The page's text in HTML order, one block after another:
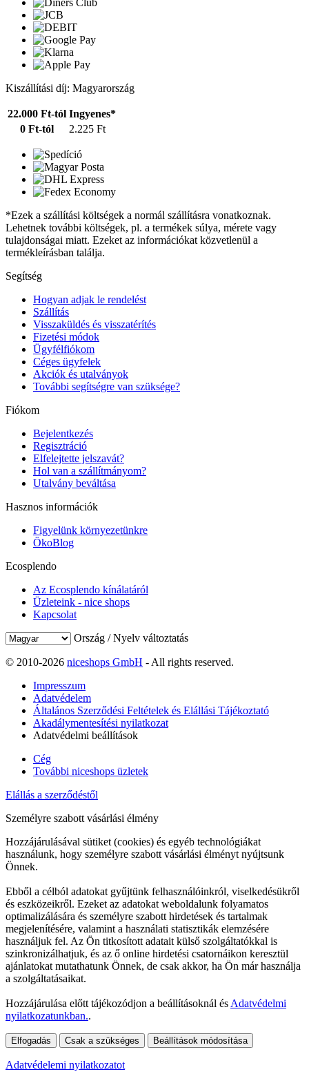
Kiszállítási díj: Magyarország
22.000 Ft-tól Ingyenes*
0 Ft-tól
2.225 Ft
*Ezek a szállítási költségek a normál szállításra vonatkoznak.
Lehetnek további költségek, pl. a termékek súlya, mérete vagy
tulajdonságai miatt. Ezeket az információkat közvetlenül a
termékleírásban találja.
Segítség
Hogyan adjak le rendelést
Szállítás
Visszaküldés és visszatérítés
Fizetési módok
Ügyfélfiókom
Céges ügyfelek
Akciók és utalványok
További segítségre van szüksége?
Fiókom
Bejelentkezés
Regisztráció
Elfelejtette jelszavát?
Hol van a szállítmányom?
Utalvány beváltása
Hasznos információk
Figyelünk környezetünkre
ÖkoBlog
Ecosplendo
Az Ecosplendo kínálatáról
Üzleteink - nice shops
Kapcsolat
Ország / Nyelv változtatás
© 2010-2026 niceshops GmbH - All rights reserved.
Impresszum
Adatvédelem
Általános Szerződési Feltételek és Elállási Tájékoztató
Akadálymentesítési nyilatkozat
Adatvédelmi beállítások
Cég
További niceshops üzletek
Elállás a szerződéstől
Személyre szabott vásárlási élmény
Hozzájárulásával sütiket (cookies) és egyéb technológiákat
használunk, hogy személyre szabott vásárlási élményt nyújtsunk
Önnek.
Ebből a célból adatokat gyűjtünk felhasználóinkról, viselkedésükről
és eszközeikről. Ezeket az adatokat weboldalunk folyamatos
optimalizálására és személyre szabott hirdetések és tartalmak
megjelenítésére, valamint a használati statisztikák elemzésére
használjuk fel. Az Ön titkosított adatait külső szolgáltatókkal is
szinkronizálhatjuk, és az ő online hirdetési csatornáikon keresztül
ajánlatokat mutathatunk Önnek, de csak akkor, ha Ön már használja
a szolgáltatásaikat.
Hozzájárulása előtt tájékozódjon a beállításoknál ésAdatvédelmi
nyilatkozatunkban..
Elfogadás Csak a szükséges Beállítások módosítása
Adatvédelemi nyilatkozatot